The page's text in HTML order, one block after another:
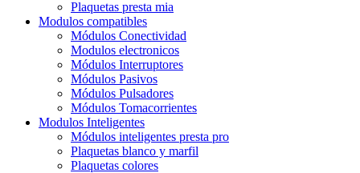
Plaquetas presta mia
Modulos compatibles
Módulos Conectividad
Modulos electronicos
Módulos Interruptores
Módulos Pasivos
Módulos Pulsadores
Módulos Tomacorrientes
Modulos Inteligentes
Módulos inteligentes presta pro
Plaquetas blanco y marfil
Plaquetas colores